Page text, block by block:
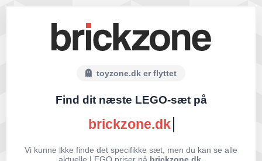
toyzone.dk er flyttet
Find dit næste LEGO-sæt på
brickzone.dk
Vi kunne ikke finde det specifikke sæt, men du kan se alle